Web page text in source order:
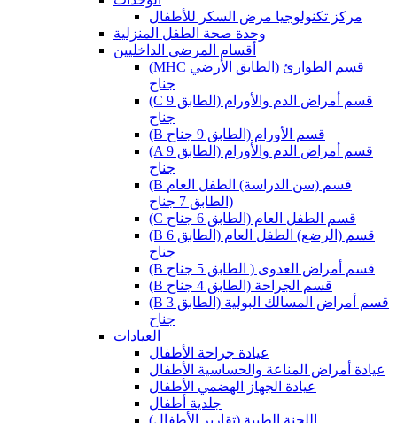
مركز تكنولوجيا مرض السكر للأطفال
وحدة صحة الطفل المنزلية
أقسام المرضى الداخليين
(MHC قسم الطوارئ (الطابق الأرضي
جناح
(C قسم أمراض الدم والأورام (الطابق 9
جناح
(B قسم الأورام (الطابق 9 جناح
(A قسم أمراض الدم والأورام (الطابق 9
جناح
(B قسم (سن الدراسة) الطفل العام
(الطابق 7 جناح
(C قسم الطفل العام (الطابق 6 جناح
(B قسم (الرضع) الطفل العام (الطابق 6
جناح
(B قسم أمراض العدوى ( الطابق 5 جناح
(B قسم الجراحة (الطابق 4 جناح
(B قسم أمراض المسالك البولية (الطابق 3
جناح
العيادات
عيادة جراحة الأطفال
عيادة أمراض المناعة والحساسية الأطفال
عيادة الجهاز الهضمي الأطفال
جلدية أطفال
(اللجنة الطبية (تقارير الأطفال